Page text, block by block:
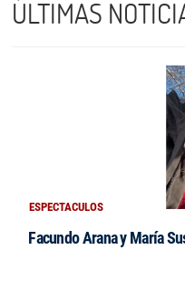
ÚLTIMAS
ESPECTACULOS
Facundo Arana y María